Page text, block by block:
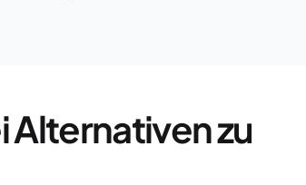
Alternativen zu